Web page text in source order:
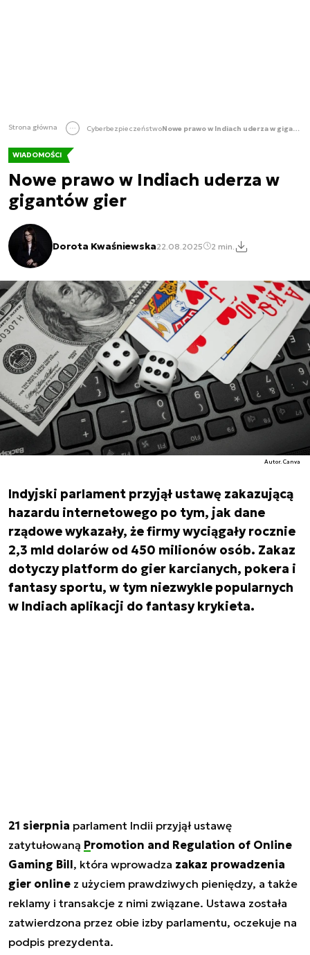
Strona główna Cyberbezpieczeństwo Nowe prawo w Indiach uderza w gigantów gier
WIADOMOŚCI
Nowe prawo w Indiach uderza w
gigantów gier
Dorota Kwaśniewska22.08.2025 2 min.
Autor. Canva
Indyjski parlament przyjął ustawę zakazującą
hazardu internetowego po tym, jak dane
rządowe wykazały, że firmy wyciągały rocznie
2,3 mld dolarów od 450 milionów osób. Zakaz
dotyczy platform do gier karcianych, pokera i
fantasy sportu, w tym niezwykle popularnych
w Indiach aplikacji do fantasy krykieta.
21 sierpnia parlament Indii przyjął ustawę
zatytułowaną Promotion and Regulation of Online
Gaming Bill, która wprowadza zakaz prowadzenia
gier online z użyciem prawdziwych pieniędzy, a także
reklamy i transakcje z nimi związane. Ustawa została
zatwierdzona przez obie izby parlamentu, oczekuje na
podpis prezydenta.